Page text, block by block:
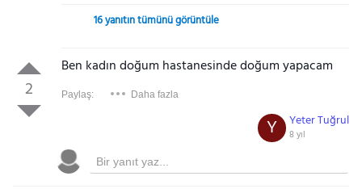
16 yanıtın tümünü görüntüle
2
Ben kadın doğum hastanesinde doğum yapacam
Paylaş: Daha fazla
Yeter Tuğrul
8 yıl
Y
Gezinti Menüsü